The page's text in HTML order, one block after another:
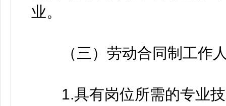
业。
（三）劳动合同制工作
1.具有岗位所需的专业技